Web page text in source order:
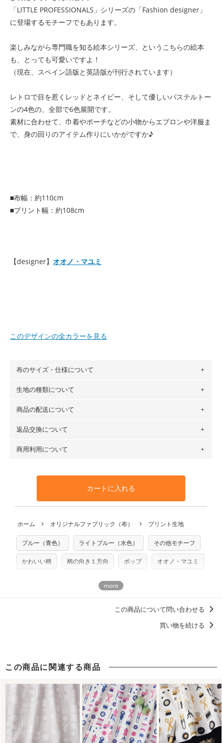
「LITTLE PROFESSIONALS」シリーズの「Fashion designer」
に登場するモチーフでもあります。
楽しみながら専門職を知る絵本シリーズ、というこちらの絵本
も、とっても可愛いですよ！
（現在、スペイン語版と英語版が刊行されています）
レトロで目を惹くレッドとネイビー、そして優しいパステルトー
ンの4色の、全部で6色展開です。
素材に合わせて、巾着やポーチなどの小物からエプロンや洋服ま
で、身の回りのアイテム作りにいかがですか♪
■布幅：約110cm
■プリント幅：約108cm
【designer】 オオノ・マユミ
このデザインの全カラーを見る
布のサイズ・仕様について
布の長さは50cm単位での販売になります。
場合 → 購入数量「7」
※カットを希望の方は備考欄に「50cmずつカット希望」など
ご記載ください（50cm単位でのカットのみ）
プリント布の仕様についてもっと詳しく見る
生地の種類について
・現在、すべてのデザインのプリントに使用している生地は
ットン（ダブルガーゼ）・100％コットン（ローン）・コッ
トンリネン（ビエラ織）・100％コットン（ツイル）・
100％コットン（キャンバス・11号帆布）です。
生地見本サンプル（無料）を購入する
商品の配送について
・ネコポスでの配送は、布は2mまで型紙は2個までとなりま
も送料の表示が600円となり宅急便での配送となります。
となります。
※万が一、検品時に不備が見つかった場合は、4～5営業日後
の発送となる場合がございます。
※土日祝は営業日に含まれません。
※配送日のご指定は承れません。出来上がり次第、順次発送
いたします。
返品交換について
・布はご注文後に注文数量のみをプリントするため、
購入後
や用尺をお間違えのないようお願いします。思っていた色味
と違う、などの理由での返品は承れません。予めご了承くだ
商用利用について
す。ハンドメイドサイトなどでの販売用アイテムの製作にご
利用いただけます。「nunocoto fabric使用」といった記載
も不要です。（製品化した際に起こる全ての問題、クレーム
いませんのでご了承ください）
※有料型紙（ホームソーイング型紙シリーズ）および柄がえ
らべるキットに付属された型紙は商用利用できませんのでご
注意ください。型紙自体の転用・販売および型紙を使用して
商用利用についての詳細はこちら
カートに入れる
ホーム オリジナルファブリック（布） プリント生地
ブルー（青色） ライトブルー（水色） その他モチーフ
かわいい柄 柄の向き１方向 ポップ オオノ・マユミ
この商品について問い合わせる
買い物を続ける
この商品に関連する商品